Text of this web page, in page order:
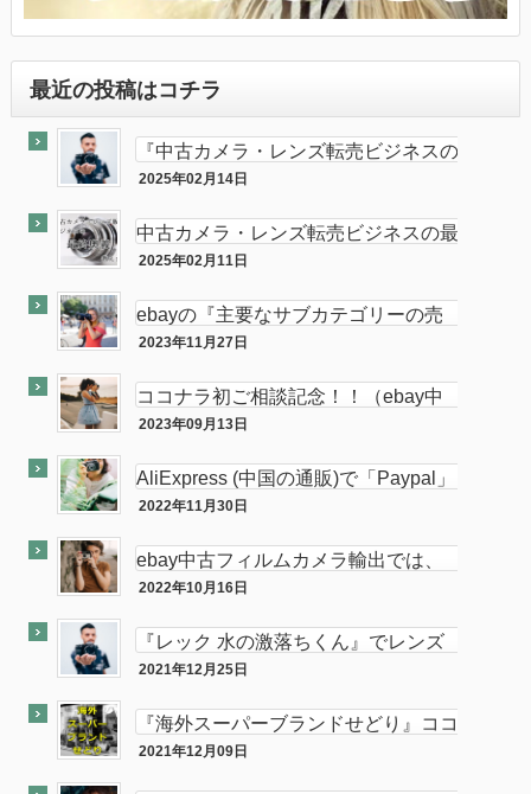
最近の投稿はコチラ
『中古カメラ・レンズ転売ビジネスの
最終奥義教えます』のebay輸出会員
2025年02月14日
中古カメラ・レンズ転売ビジネスの最
終奥義教えます…を販売開始し数ヶ月
2025年02月11日
ebayの『主要なサブカテゴリーの売
れ筋』がカメラである件
2023年11月27日
ココナラ初ご相談記念！！（ebay中
古フィルムカメラ輸出の相談をお受け
2023年09月13日
AliExpress (中国の通販)で「Paypal」
使って買い物してみた
2022年11月30日
ebay中古フィルムカメラ輸出では、
意外と「二眼カメラ」がオススメ…か
2022年10月16日
『レック 水の激落ちくん』でレンズ
のカビが簡単に落とせてふき取りも超
2021年12月25日
『海外スーパーブランドせどり』ココ
ナラに出品致しました。
2021年12月09日